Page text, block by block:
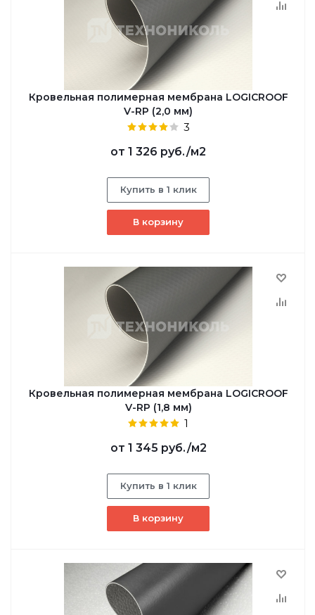
Кровельная полимерная мембрана LOGICROOF
V-RP (2,0 мм)
3
от 1 326 руб./м2
Купить в 1 клик
В корзину
Кровельная полимерная мембрана LOGICROOF
V-RP (1,8 мм)
1
от 1 345 руб./м2
Купить в 1 клик
В корзину